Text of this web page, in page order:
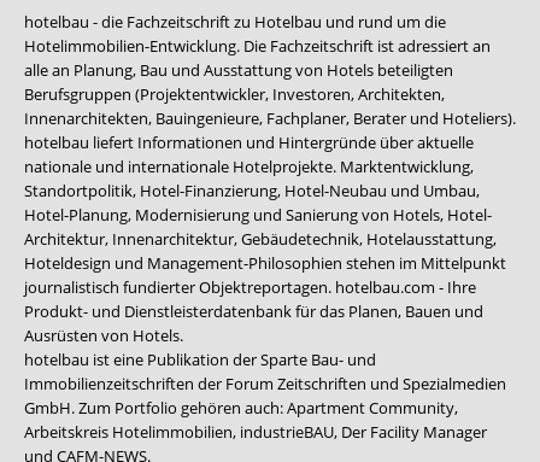
hotelbau - die Fachzeitschrift zu Hotelbau und rund um die
Hotelimmobilien-Entwicklung. Die Fachzeitschrift ist adressiert an
alle an Planung, Bau und Ausstattung von Hotels beteiligten
Berufsgruppen (Projektentwickler, Investoren, Architekten,
Innenarchitekten, Bauingenieure, Fachplaner, Berater und Hoteliers).
hotelbau liefert Informationen und Hintergründe über aktuelle
nationale und internationale Hotelprojekte. Marktentwicklung,
Standortpolitik, Hotel-Finanzierung, Hotel-Neubau und Umbau,
Hotel-Planung, Modernisierung und Sanierung von Hotels, Hotel-
Architektur, Innenarchitektur, Gebäudetechnik, Hotelausstattung,
Hoteldesign und Management-Philosophien stehen im Mittelpunkt
journalistisch fundierter Objektreportagen. hotelbau.com - Ihre
Produkt- und Dienstleisterdatenbank für das Planen, Bauen und
Ausrüsten von Hotels.
hotelbau ist eine Publikation der Sparte Bau- und
Immobilienzeitschriften der Forum Zeitschriften und Spezialmedien
GmbH. Zum Portfolio gehören auch:Apartment Community,
Arbeitskreis Hotelimmobilien, industrieBAU, Der Facility Manager
und CAFM-NEWS.